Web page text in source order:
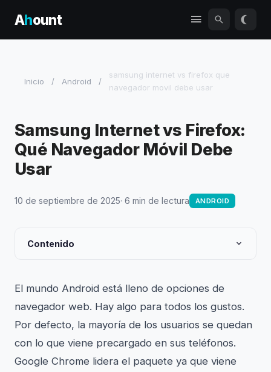
Ahount
Inicio / Android /
samsung internet vs firefox que
navegador movil debe usar
Samsung Internet vs Firefox:
Qué Navegador Móvil Debe
Usar
10 de septiembre de 2025· 6 min de lectura ANDROID
Contenido
El mundo Android está lleno de opciones de
navegador web. Hay algo para todos los gustos.
Por defecto, la mayoría de los usuarios se quedan
con lo que viene precargado en sus teléfonos.
Google Chrome lidera el paquete ya que viene